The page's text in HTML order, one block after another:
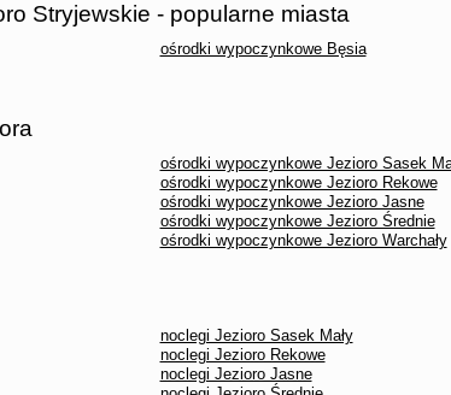
Stryjewskie - popularne miasta
ośrodki wypoczynkowe Bęsia
ośrodki wypoczynkowe Jezioro Sasek
ośrodki wypoczynkowe Jezioro Rekowe
ośrodki wypoczynkowe Jezioro Jasne
ośrodki wypoczynkowe Jezioro Średnie
ośrodki wypoczynkowe Jezioro Warchały
noclegi Jezioro Sasek Mały
noclegi Jezioro Rekowe
noclegi Jezioro Jasne